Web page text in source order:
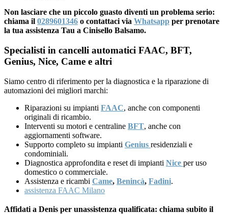
Non lasciare che un piccolo guasto diventi un problema serio:
chiama il 0289601346 o contattaci via Whatsapp per prenotare
la tua assistenza Tau a Cinisello Balsamo.
Specialisti in cancelli automatici FAAC, BFT,
Genius, Nice, Came e altri
Siamo centro di riferimento per la diagnostica e la riparazione di
automazioni dei migliori marchi:
Riparazioni su impianti FAAC, anche con componenti
originali di ricambio.
Interventi su motori e centraline BFT, anche con
aggiornamenti software.
Supporto completo su impianti Genius residenziali e
condominiali.
Diagnostica approfondita e reset di impianti Nice per uso
domestico o commerciale.
Assistenza e ricambi Came, Benincà, Fadini.
assistenza FAAC Milano
Affidati a Denis per unassistenza qualificata: chiama subito il